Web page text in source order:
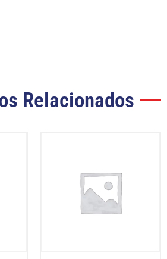
Relacionados